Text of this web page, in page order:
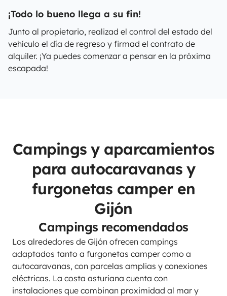
¡Todo lo bueno llega a su fin!
Junto al propietario, realizad el control del estado del
vehículo el día de regreso y firmad el contrato de
alquiler. ¡Ya puedes comenzar a pensar en la próxima
escapada!
Campings y aparcamientos
para autocaravanas y
furgonetas camper en
Gijón
Campings recomendados
Los alrededores de Gijón ofrecen campings
adaptados tanto a furgonetas camper como a
autocaravanas, con parcelas amplias y conexiones
eléctricas. La costa asturiana cuenta con
instalaciones que combinan proximidad al mar y